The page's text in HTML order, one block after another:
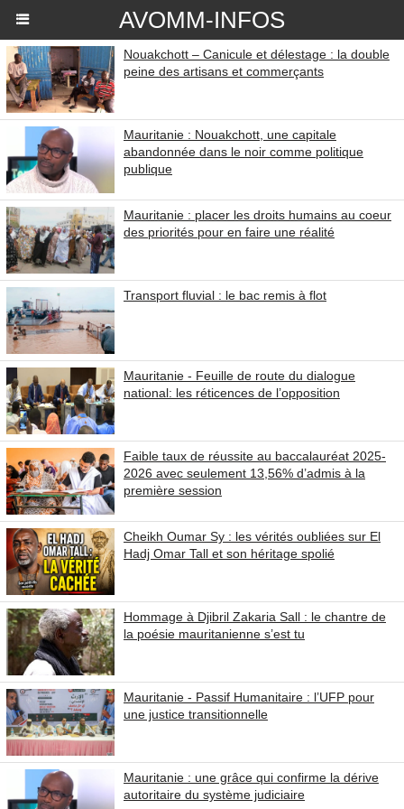
AVOMM-INFOS
Nouakchott – Canicule et délestage : la double
peine des artisans et commerçants
Mauritanie : Nouakchott, une capitale
abandonnée dans le noir comme politique
publique
Mauritanie : placer les droits humains au coeur
des priorités pour en faire une réalité
Transport fluvial : le bac remis à flot
Mauritanie - Feuille de route du dialogue
national: les réticences de l’opposition
Faible taux de réussite au baccalauréat 2025-
2026 avec seulement 13,56% d’admis à la
première session
Cheikh Oumar Sy : les vérités oubliées sur El
Hadj Omar Tall et son héritage spolié
Hommage à Djibril Zakaria Sall : le chantre de
la poésie mauritanienne s’est tu
Mauritanie - Passif Humanitaire : l’UFP pour
une justice transitionnelle
Mauritanie : une grâce qui confirme la dérive
autoritaire du système judiciaire